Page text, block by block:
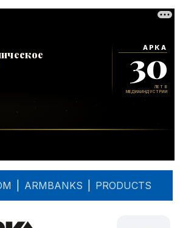
ARMBANKS PRODUCTS